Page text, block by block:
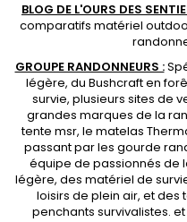
BLOG DE L'OURS DES
comparatifs matériel
GROUPE RANDONNEURS :
légère, du Bushcraft en
survie, plusieurs sites de
grandes marques de la
tente msr, le matelas
passant par les gourde
équipe de passionnés de
légère, des matériel de
loisirs de plein air, et des
penchants survivalistes.